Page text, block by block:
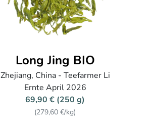
Long Jing BIO
Zhejiang, China - Teefarmer Li
Ernte April 2026
69,90 € (250 g)
(279,60 €/kg)